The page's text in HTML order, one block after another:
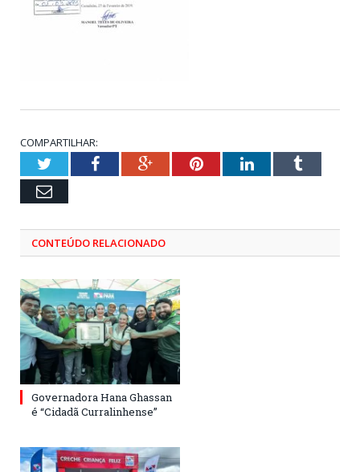
COMPARTILHAR:
TwitterFacebookGoogle+PinterestLinkedInTumblr
Email
CONTEÚDO RELACIONADO
Governadora Hana Ghassan
é “Cidadã Curralinhense”